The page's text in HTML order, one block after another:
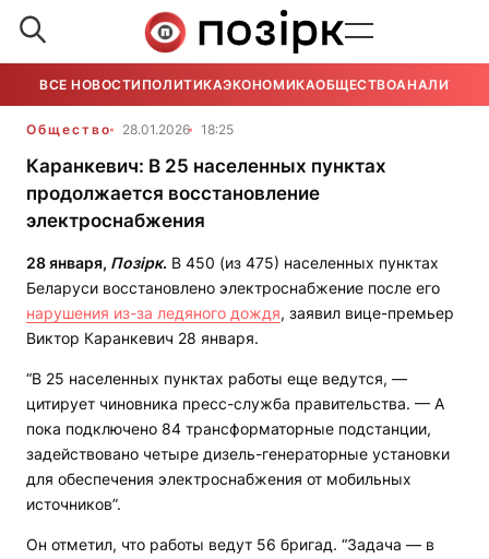
ВСЕ НОВОСТИ ПОЛИТИКАЭКОНОМИКАОБЩЕСТВОАНАЛИТИКА
Общество 28.01.2026 18:25
Каранкевич: В 25 населенных пунктах
продолжается восстановление
электроснабжения
28 января, Позірк. В 450 (из 475) населенных пунктах
Беларуси восстановлено электроснабжение после его
нарушения из-за ледяного дождя, заявил вице-премьер
Виктор Каранкевич 28 января.
“В 25 населенных пунктах работы еще ведутся, —
цитирует чиновника пресс-служба правительства. — А
пока подключено 84 трансформаторные подстанции,
задействовано четыре дизель-генераторные установки
для обеспечения электроснабжения от мобильных
источников”.
Он отметил, что работы ведут 56 бригад. “Задача — в